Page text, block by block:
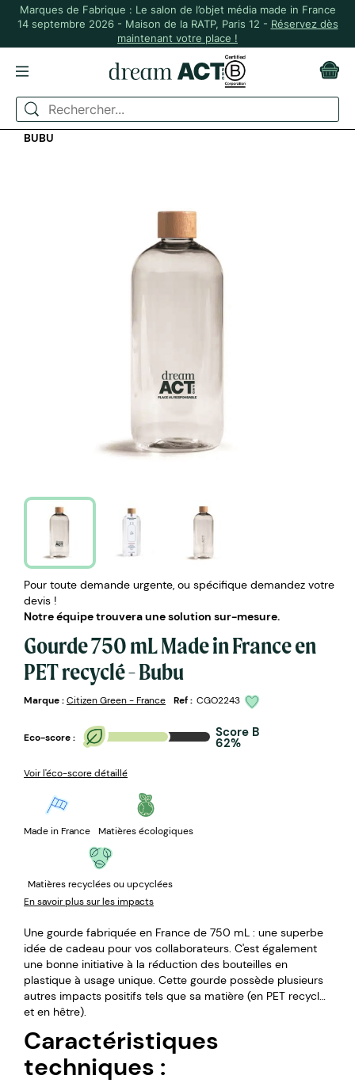
Marques de Fabrique : Le salon de l’objet média made in France
14 septembre 2026 - Maison de la RATP, Paris 12 - Réservez dès
maintenant votre place !
ACCUEIL ZÉRO DÉCHET
GOURDE 750 ML MADE IN FRANCE EN PET RECYCLÉ -
BUBU
Pour toute demande urgente, ou spécifique demandez votre
devis !
Notre équipe trouvera une solution sur-mesure.
Gourde 750 mL Made in France en
PET recyclé - Bubu
Marque :Citizen Green - France Ref : CGO2243
Eco-score : Score B
62%
Voir l'éco-score détaillé
Made in France Matières écologiques
Matières recyclées ou upcyclées
En savoir plus sur les impacts
Une gourde fabriquée en France de 750 mL : une superbe
idée de cadeau pour vos collaborateurs. C'est également
une bonne initiative à la réduction des bouteilles en
plastique à usage unique. Cette gourde possède plusieurs
autres impacts positifs tels que sa matière (en PET recyclé
et en hêtre).
Caractéristiques
techniques :